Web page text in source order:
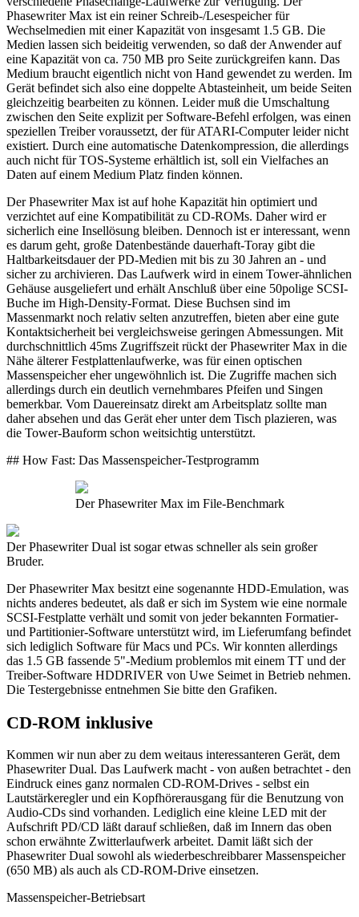
Phasewriter Max ist ein reiner Schreib-/Lesespeicher für
Wechselmedien mit einer Kapazität von insgesamt 1.5 GB. Die
Medien lassen sich beideitig verwenden, so daß der Anwender auf
eine Kapazität von ca. 750 MB pro Seite zurückgreifen kann. Das
Medium braucht eigentlich nicht von Hand gewendet zu werden. Im
Gerät befindet sich also eine doppelte Abtasteinheit, um beide Seiten
gleichzeitig bearbeiten zu können. Leider muß die Umschaltung
zwischen den Seite explizit per Software-Befehl erfolgen, was einen
speziellen Treiber voraussetzt, der für ATARI-Computer leider nicht
existiert. Durch eine automatische Datenkompression, die allerdings
auch nicht für TOS-Systeme erhältlich ist, soll ein Vielfaches an
Daten auf einem Medium Platz finden können.
Der Phasewriter Max ist auf hohe Kapazität hin optimiert und
verzichtet auf eine Kompatibilität zu CD-ROMs. Daher wird er
sicherlich eine Insellösung bleiben. Dennoch ist er interessant, wenn
es darum geht, große Datenbestände dauerhaft-Toray gibt die
Haltbarkeitsdauer der PD-Medien mit bis zu 30 Jahren an - und
sicher zu archivieren. Das Laufwerk wird in einem Tower-ähnlichen
Gehäuse ausgeliefert und erhält Anschluß über eine 50polige SCSI-
Buche im High-Density-Format. Diese Buchsen sind im
Massenmarkt noch relativ selten anzutreffen, bieten aber eine gute
Kontaktsicherheit bei vergleichsweise geringen Abmessungen. Mit
durchschnittlich 45ms Zugriffszeit rückt der Phasewriter Max in die
Nähe älterer Festplattenlaufwerke, was für einen optischen
Massenspeicher eher ungewöhnlich ist. Die Zugriffe machen sich
allerdings durch ein deutlich vernehmbares Pfeifen und Singen
bemerkbar. Vom Dauereinsatz direkt am Arbeitsplatz sollte man
daher absehen und das Gerät eher unter dem Tisch plazieren, was
die Tower-Bauform schon weitsichtig unterstützt.
## How Fast: Das Massenspeicher-Testprogramm
Der Phasewriter Max im File-Benchmark
Der Phasewriter Dual ist sogar etwas schneller als sein großer
Bruder.
Der Phasewriter Max besitzt eine sogenannte HDD-Emulation, was
nichts anderes bedeutet, als daß er sich im System wie eine normale
SCSI-Festplatte verhält und somit von jeder bekannten Formatier-
und Partitionier-Software unterstützt wird, im Lieferumfang befindet
sich lediglich Software für Macs und PCs. Wir konnten allerdings
das 1.5 GB fassende 5"-Medium problemlos mit einem TT und der
Treiber-Software HDDRIVER von Uwe Seimet in Betrieb nehmen.
Die Testergebnisse entnehmen Sie bitte den Grafiken.
CD-ROM inklusive
Kommen wir nun aber zu dem weitaus interessanteren Gerät, dem
Phasewriter Dual. Das Laufwerk macht - von außen betrachtet - den
Eindruck eines ganz normalen CD-ROM-Drives - selbst ein
Lautstärkeregler und ein Kopfhörerausgang für die Benutzung von
Audio-CDs sind vorhanden. Lediglich eine kleine LED mit der
Aufschrift PD/CD läßt darauf schließen, daß im Innern das oben
schon erwähnte Zwitterlaufwerk arbeitet. Damit läßt sich der
Phasewriter Dual sowohl als wiederbeschreibbarer Massenspeicher
(650 MB) als auch als CD-ROM-Drive einsetzen.
Massenspeicher-Betriebsart